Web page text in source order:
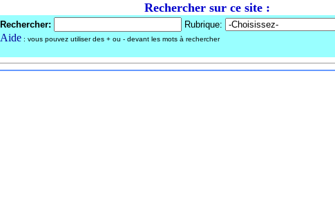
Rechercher sur ce site :
Rechercher: Rubrique:
Aide: vous pouvez utiliser des + ou - devant les mots à rechercher